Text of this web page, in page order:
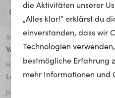
Stadt
Wels
Höchste abgeschlossene Ausbildung
Lehre / Ausbildung
Jahre in der Organisation
die Aktivitäten unserer
„Alles klar!“ erklärst du
einverstanden, dass wir
Technologien
bestmögliche Erfahrung
mehr Informationen und